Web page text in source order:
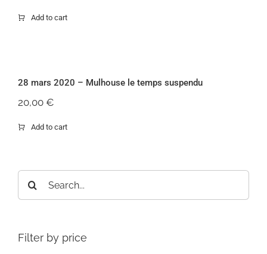
Add to cart
28 mars 2020 – Mulhouse le temps suspendu
20,00 €
Add to cart
Filter by price